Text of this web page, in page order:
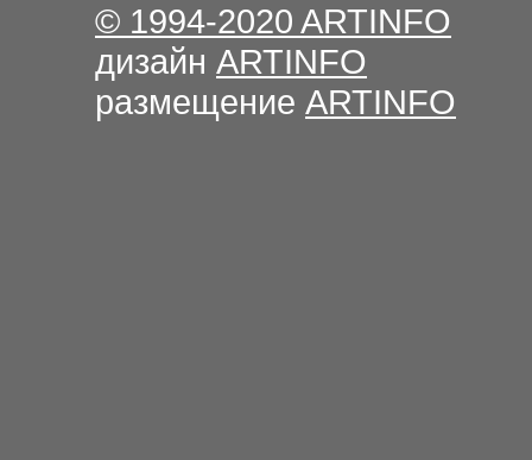
© 1994-2020 ARTINFO
дизайн ARTINFO
размещение ARTINFO